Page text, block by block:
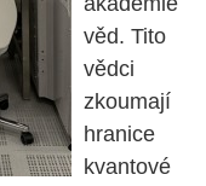
věd. Tito
vědci
zkoumají
hranice
kvantové